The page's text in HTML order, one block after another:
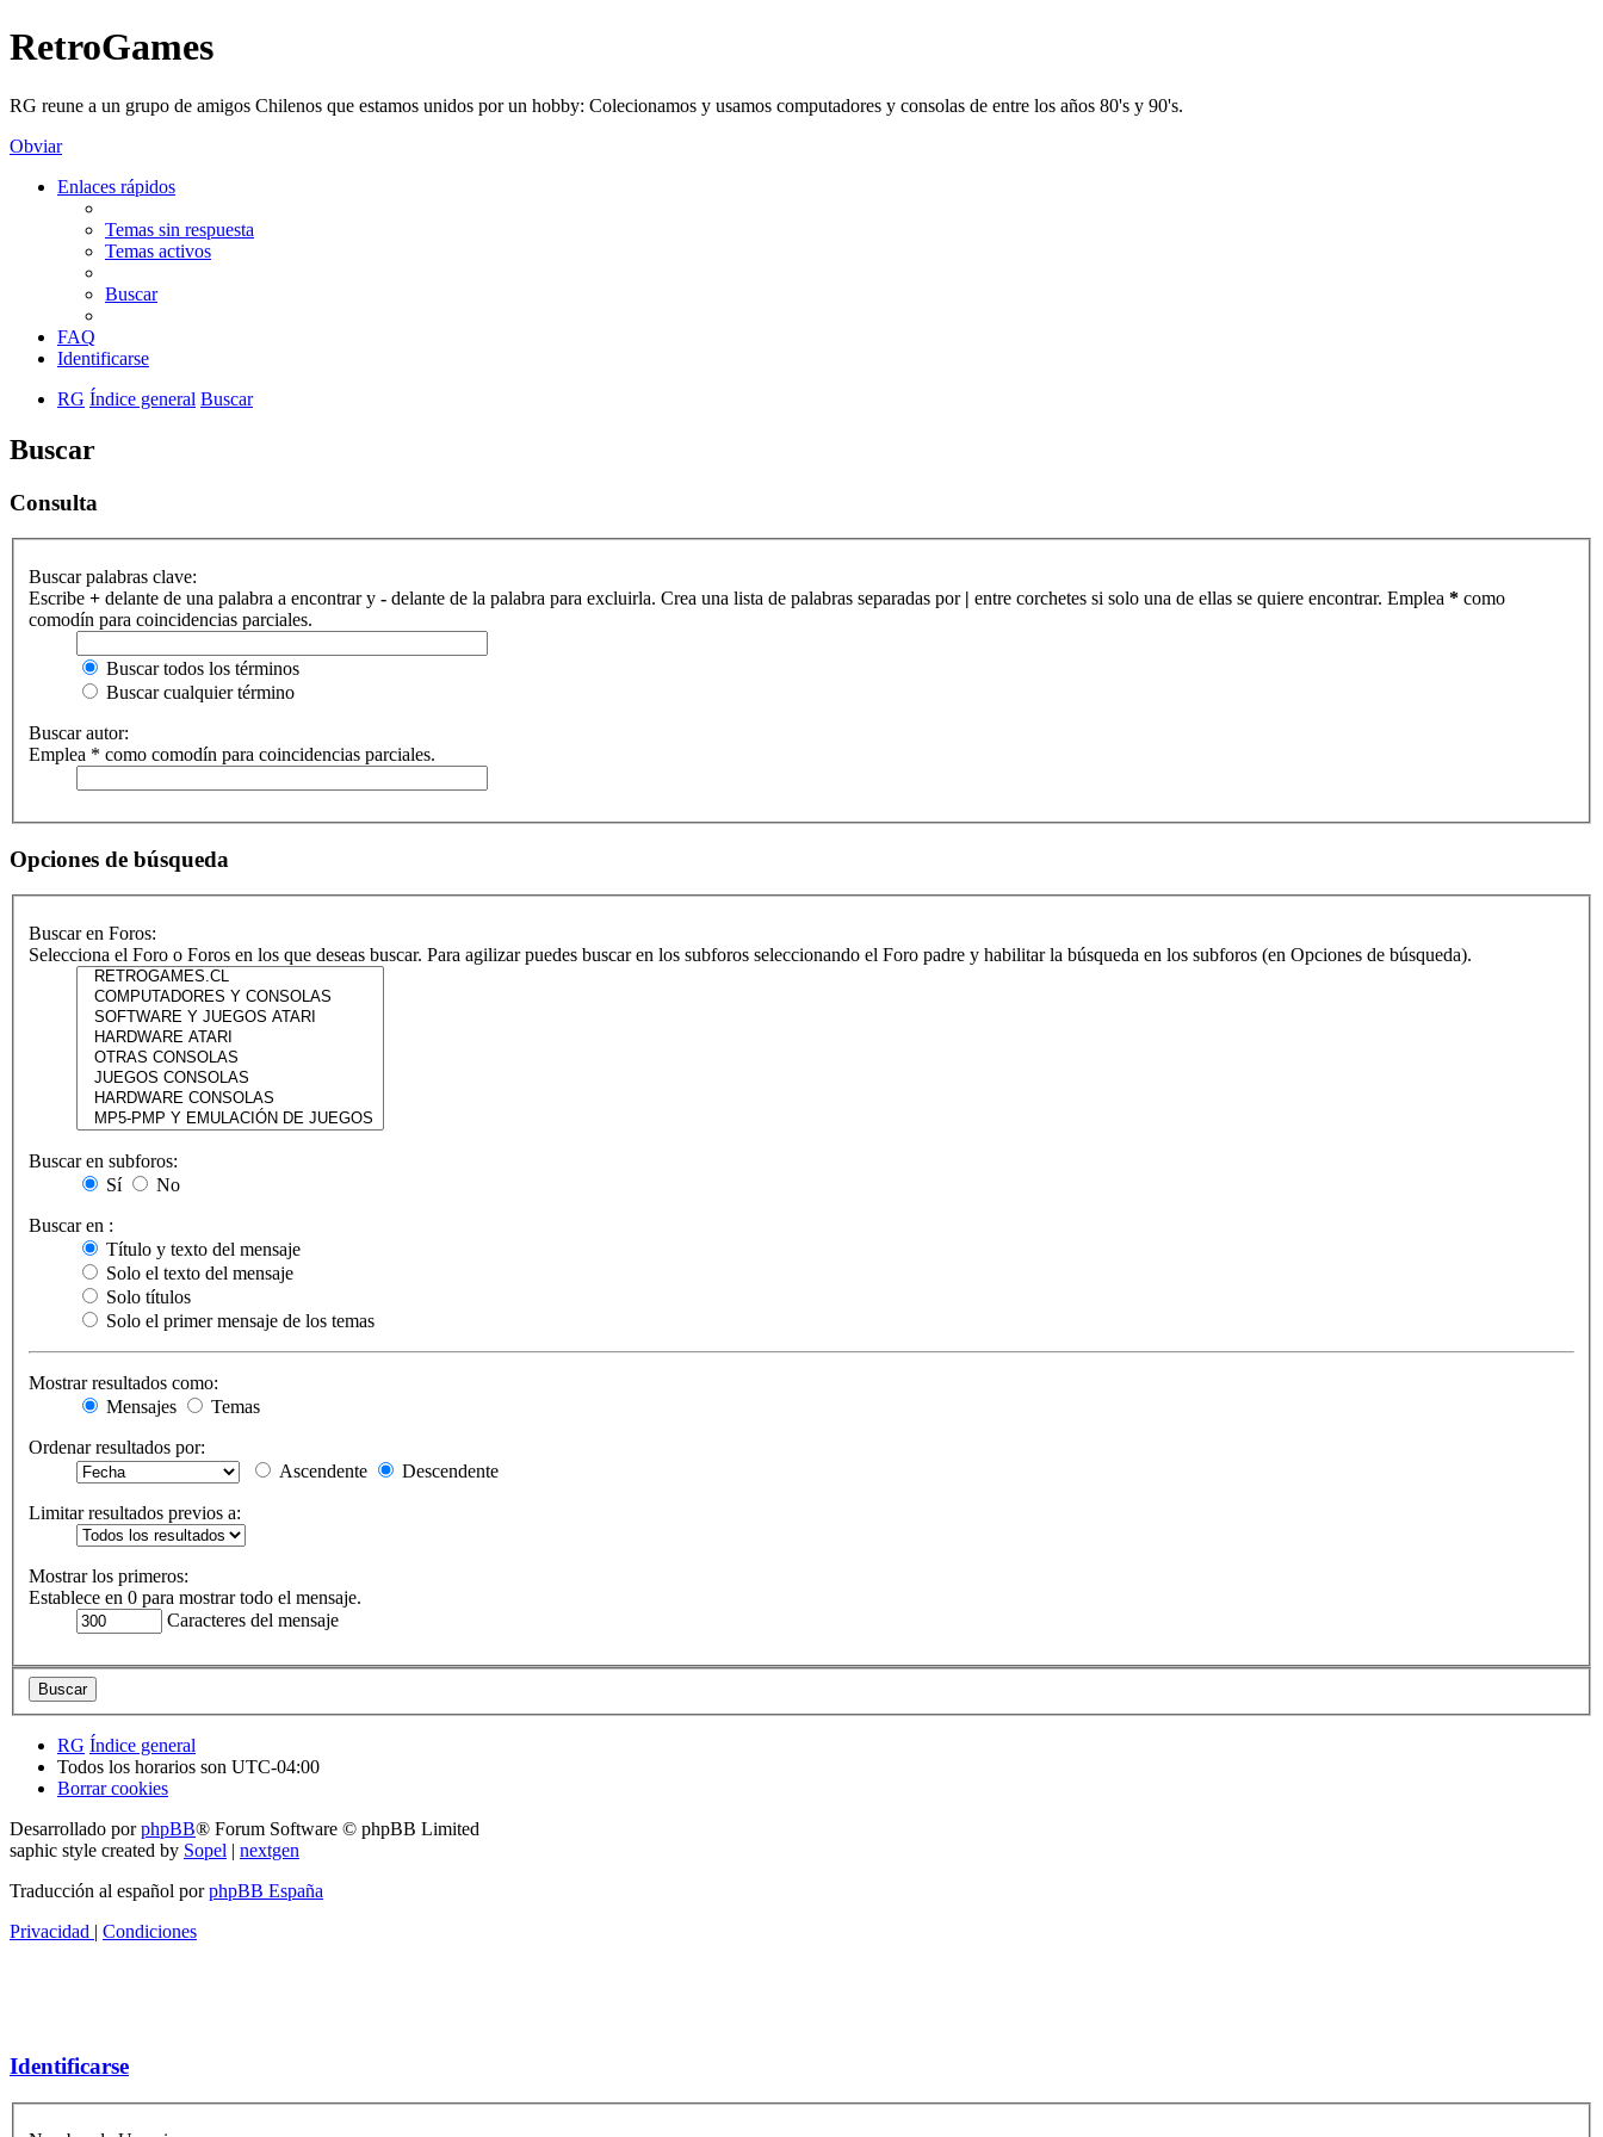
RetroGames
RG reune a un grupo de amigos Chilenos que estamos unidos por un hobby: Colecionamos y usamos computadores y consolas de entre los años 80's y 90's.
Obviar
Enlaces rápidos
Temas sin respuesta
Temas activos
Buscar
FAQ
Identificarse
RG Índice general Buscar
Buscar
Consulta
Buscar palabras clave:
Escribe + delante de una palabra a encontrar y - delante de la palabra para excluirla. Crea una lista de palabras separadas por | entre corchetes si solo una de ellas se quiere encontrar. Emplea * como
comodín para coincidencias parciales.
Buscar todos los términos
Buscar cualquier término
Buscar autor:
Emplea * como comodín para coincidencias parciales.
Opciones de búsqueda
Buscar en Foros:
Selecciona el Foro o Foros en los que deseas buscar. Para agilizar puedes buscar en los subforos seleccionando el Foro padre y habilitar la búsqueda en los subforos (en Opciones de búsqueda).
Buscar en subforos:
Sí
No
Buscar en :
Título y texto del mensaje
Solo el texto del mensaje
Solo títulos
Solo el primer mensaje de los temas
Mostrar resultados como:
Mensajes
Temas
Ordenar resultados por:
Ascendente
Descendente
Limitar resultados previos a:
Mostrar los primeros:
Establece en 0 para mostrar todo el mensaje.
Caracteres del mensaje
RG Índice general
Todos los horarios son UTC-04:00
Borrar cookies
Desarrollado porphpBB® Forum Software © phpBB Limited
saphic style created by Sopel | nextgen
Traducción al español porphpBB España
Privacidad | Condiciones
Identificarse